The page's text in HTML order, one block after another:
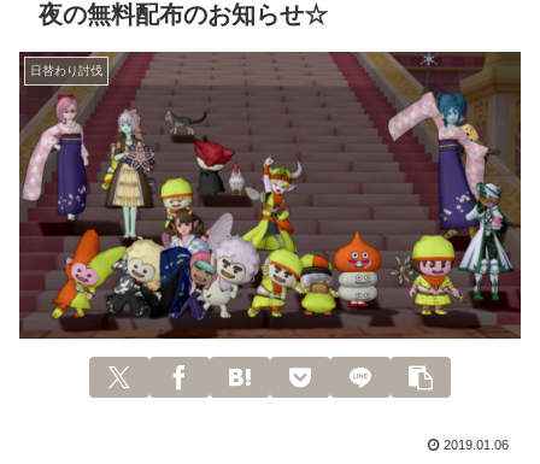
夜の無料配布のお知らせ☆
日替わり討伐
2019.01.06